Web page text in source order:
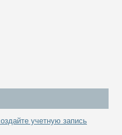
учетную запись